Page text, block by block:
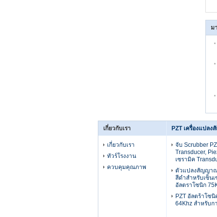
ม
เกี่ยวกับเรา
เกี่ยวกับเรา
ทัวร์โรงงาน
ควบคุมคุณภาพ
PZT เครื่องแปล
จับ Scrubber
Transducer,
เซรามิค
ตัวแปลงสัญญาณ
สีดำสำหรับเซ็น
อัลตราโซนิก
PZT อัลตร้าโซ
64Khz สำหรับก